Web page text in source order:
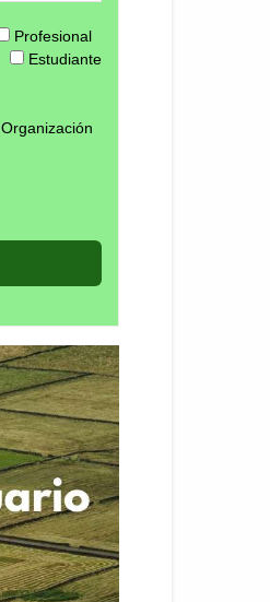
Profesional
Estudiante
Organización